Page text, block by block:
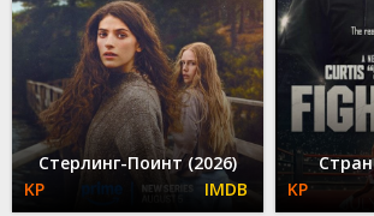
Стерлинг-Поинт (2026)